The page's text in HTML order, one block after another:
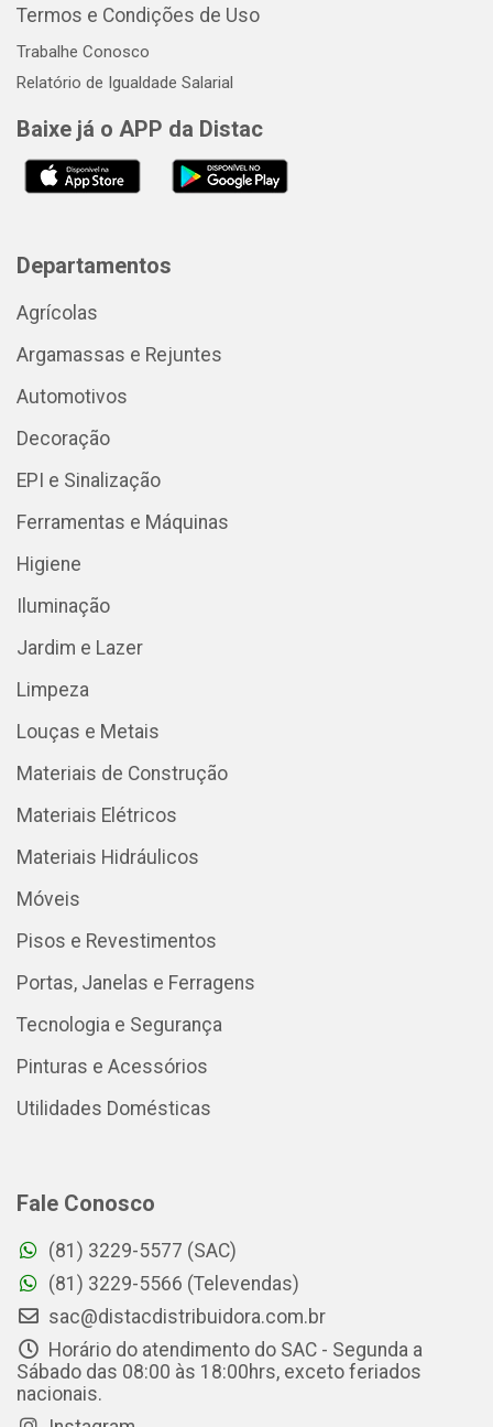
Termos e Condições de Uso
Trabalhe Conosco
Relatório de Igualdade Salarial
Baixe já o APP da Distac
Departamentos
Agrícolas
Argamassas e Rejuntes
Automotivos
Decoração
EPI e Sinalização
Ferramentas e Máquinas
Higiene
Iluminação
Jardim e Lazer
Limpeza
Louças e Metais
Materiais de Construção
Materiais Elétricos
Materiais Hidráulicos
Móveis
Pisos e Revestimentos
Portas, Janelas e Ferragens
Tecnologia e Segurança
Pinturas e Acessórios
Utilidades Domésticas
Fale Conosco
(81) 3229-5577 (SAC)
(81) 3229-5566 (Televendas)
sac@distacdistribuidora.com.br
Horário do atendimento do SAC - Segunda a
Sábado das 08:00 às 18:00hrs, exceto feriados
nacionais.